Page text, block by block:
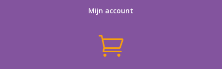
Mijn account
